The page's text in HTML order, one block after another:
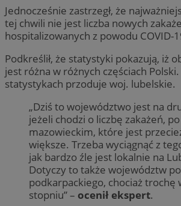
Jednocześnie zastrzegł, że
tej chwili nie jest liczba nowych
hospitalizowanych z powodu COVID-
Podkreślił, że statystyki pokazują, iż
jest różna w różnych częściach Polski.
statystykach przoduje woj. lubelskie.
„Dziś to województwo jest na
jeżeli chodzi o liczbę zakażeń,
mazowieckim, które jest
większe. Trzeba wyciągnąć z
jak bardzo źle jest lokalnie na
Dotyczy to także województw
podkarpackiego, chociaż trochę
stopniu” – ocenił ekspert.